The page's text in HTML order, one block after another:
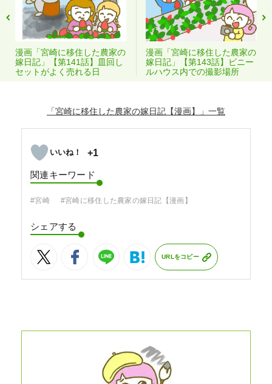
漫画「宮崎に移住した農家の
嫁日記」【第141話】皿回し
セットがよく売れる日
漫画「宮崎に移住した農家の
嫁日記」【第143話】ビニー
ルハウス内での撮影場所
「宮崎に移住した農家の嫁日記【漫画】」
+1
関連キーワード
#宮崎 #宮崎に移住した農家の嫁日記【漫画】
シェアする
URLをコピー